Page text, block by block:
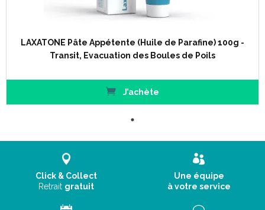
LAXATONE Pâte Appétente (Huile de Parafine) 100g -
Transit, Evacuation des Boules de Poils
J’achète
Click & Collect
Retrait gratuit
Une équipe
à votre service